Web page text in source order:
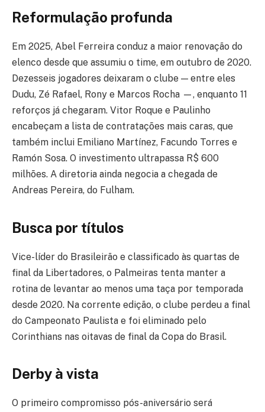
Reformulação profunda
Em 2025, Abel Ferreira conduz a maior renovação do
elenco desde que assumiu o time, em outubro de 2020.
Dezesseis jogadores deixaram o clube — entre eles
Dudu, Zé Rafael, Rony e Marcos Rocha —, enquanto 11
reforços já chegaram. Vitor Roque e Paulinho
encabeçam a lista de contratações mais caras, que
também inclui Emiliano Martínez, Facundo Torres e
Ramón Sosa. O investimento ultrapassa R$ 600
milhões. A diretoria ainda negocia a chegada de
Andreas Pereira, do Fulham.
Busca por títulos
Vice-líder do Brasileirão e classificado às quartas de
final da Libertadores, o Palmeiras tenta manter a
rotina de levantar ao menos uma taça por temporada
desde 2020. Na corrente edição, o clube perdeu a final
do Campeonato Paulista e foi eliminado pelo
Corinthians nas oitavas de final da Copa do Brasil.
Derby à vista
O primeiro compromisso pós-aniversário será